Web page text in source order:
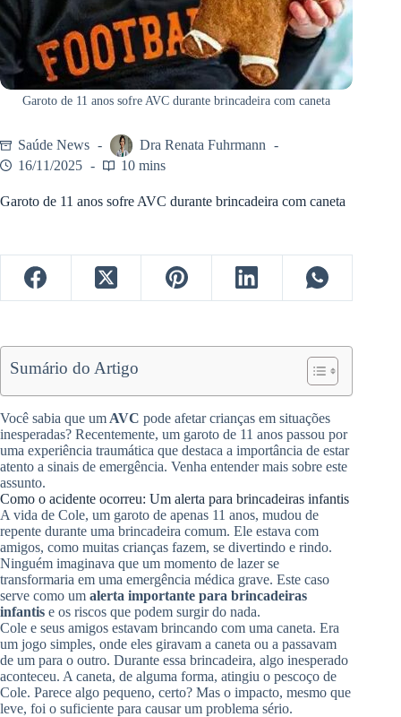
Garoto de 11 anos sofre AVC durante brincadeira com caneta
Saúde News
Dra Renata Fuhrmann
16/11/2025
10 mins
Garoto de 11 anos sofre AVC durante brincadeira com caneta
Sumário do Artigo
Você sabia que um AVC pode afetar crianças em situações
inesperadas? Recentemente, um garoto de 11 anos passou por
uma experiência traumática que destaca a importância de estar
atento a sinais de emergência. Venha entender mais sobre este
assunto.
Como o acidente ocorreu: Um alerta para brincadeiras infantis
A vida de Cole, um garoto de apenas 11 anos, mudou de
repente durante uma brincadeira comum. Ele estava com
amigos, como muitas crianças fazem, se divertindo e rindo.
Ninguém imaginava que um momento de lazer se
transformaria em uma emergência médica grave. Este caso
serve como um alerta importante para brincadeiras
infantis e os riscos que podem surgir do nada.
Cole e seus amigos estavam brincando com uma caneta. Era
um jogo simples, onde eles giravam a caneta ou a passavam
de um para o outro. Durante essa brincadeira, algo inesperado
aconteceu. A caneta, de alguma forma, atingiu o pescoço de
Cole. Parece algo pequeno, certo? Mas o impacto, mesmo que
leve, foi o suficiente para causar um problema sério.